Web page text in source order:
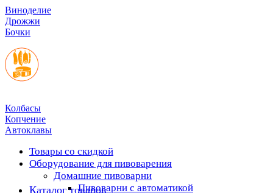
Виноделие
Дрожжи
Бочки
Колбасы
Копчение
Автоклавы
Товары со скидкой
Оборудование для пивоварения
Домашние пивоварни
Пивоварни с автоматикой
Каталог товаров